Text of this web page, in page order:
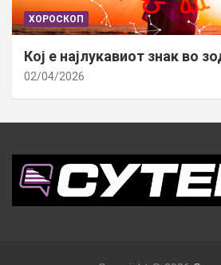
ХОРОСКОП
Кој е најлукавиот знак во
02/04/2026